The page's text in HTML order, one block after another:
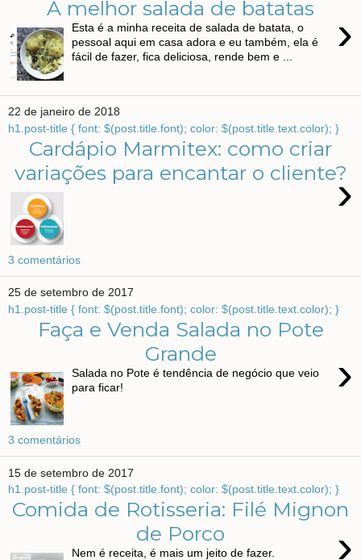
A melhor salada de batatas ›
Esta é a minha receita de salada de batata, o
pessoal aqui em casa adora e eu também, ela é
fácil de fazer, fica deliciosa, rende bem e ...
22 de janeiro de 2018
h1.post-title { font: $(post.title.font); color: $(post.title.text.color); }
Cardápio Marmitex: como criar
variações para encantar o cliente?›
3 comentários
25 de setembro de 2017
h1.post-title { font: $(post.title.font); color: $(post.title.text.color); }
Faça e Venda Salada no Pote
Grande
›
Salada no Pote é tendência de negócio que veio
para ficar!
3 comentários
15 de setembro de 2017
h1.post-title { font: $(post.title.font); color: $(post.title.text.color); }
Comida de Rotisseria: Filé Mignon
de Porco
›
Nem é receita, é mais um jeito de fazer.